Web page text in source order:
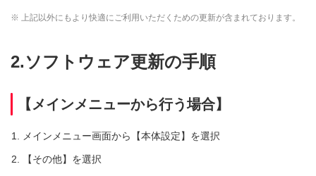
※ 上記以外にもより快適にご利用いただくための更新が含まれております。
2.ソフトウェア更新の手順
【メインメニューから行う場合】
メインメニュー画面から【本体設定】を選択
【その他】を選択